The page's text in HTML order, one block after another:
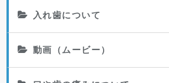
入れ歯について
動画（ムービー）